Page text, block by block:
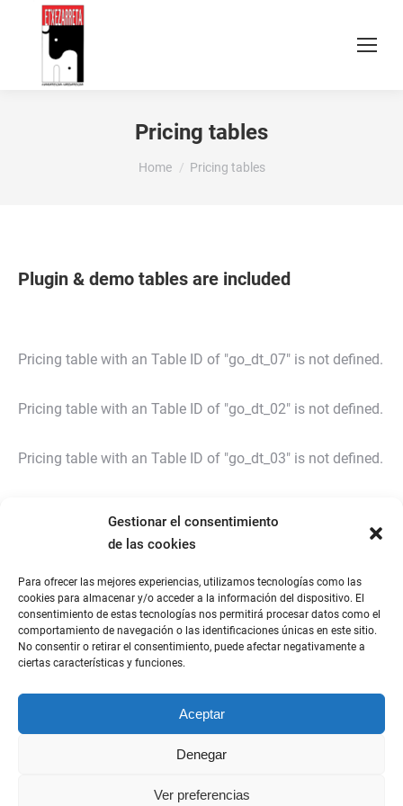
Gestionar el consentimiento
de las cookies
Para ofrecer las mejores experiencias, utilizamos tecnologías como las
cookies para almacenar y/o acceder a la información del dispositivo. El
consentimiento de estas tecnologías nos permitirá procesar datos como el
comportamiento de navegación o las identificaciones únicas en este sitio.
No consentir o retirar el consentimiento, puede afectar negativamente a
ciertas características y funciones.
Aceptar
Denegar
Ver preferencias
Pricing tables
You are here:
Home Pricing tables
Plugin & demo tables are included
Pricing table with an Table ID of "go_dt_07" is not defined.
Pricing table with an Table ID of "go_dt_02" is not defined.
Pricing table with an Table ID of "go_dt_03" is not defined.